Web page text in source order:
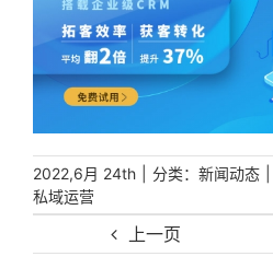
上一页
2022,6月 24th | 分类： 新闻动态 |
私域运营